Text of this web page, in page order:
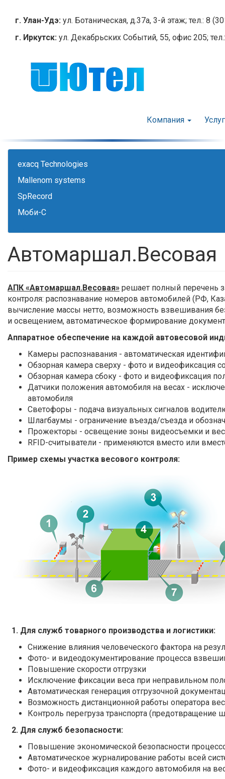
содержанию
г. Улан-Удэ: ул. Ботаническая, д.37а, 3-й этаж; тел.: 8
г. Иркутск: ул. Декабрьских Событий, 55, офис 205;
Компания
exacq Technologies
Mallenom systems
SpRecord
Моби-С
Автомаршал.Весовая
АПК «Автомаршал.Весовая» решает полный перечень
контроля: распознавание номеров автомобилей (РФ,
вычисление массы нетто, возможность взвешивания
и освещением, автоматическое формирование
Аппаратное обеспечение на каждой автовесовой
Камеры распознавания - автоматическая
Обзорная камера сверху - фото и видеофиксация
Обзорная камера сбоку - фото и видеофиксация
Датчики положения автомобиля на весах -
автомобиля
Светофоры - подача визуальных сигналов
Шлагбаумы - ограничение въезда/съезда и
Прожекторы - освещение зоны видеосъемки и
RFID-считыватели - применяются вместо или
Пример схемы участка весового контроля:
1. Для служб товарного производства и логистики:
Снижение влияния человеческого фактора на
Фото- и видеодокументирование процесса
Повышение скорости отгрузки
Исключение фиксации веса при неправильном
Автоматическая генерация отгрузочной
Возможность дистанционной работы оператора
Контроль перегруза транспорта (предотвращение
2. Для служб безопасности:
Повышение экономической безопасности
Автоматическое журналирование работы всей
Фото- и видеофиксация каждого автомобиля на